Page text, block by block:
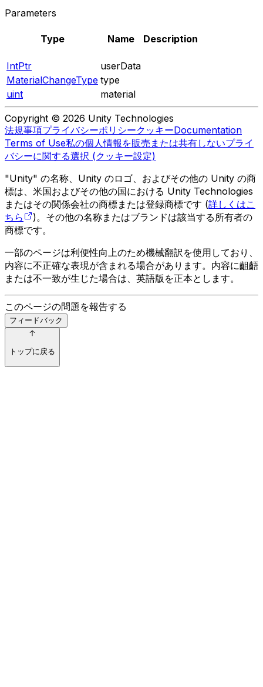
Parameters
Type Name Description
IntPtr
userData
MaterialChangeType type
uint
material
Copyright © 2026 Unity Technologies
法規事項プライバシーポリシークッキーDocumentation
Terms of Use私の個人情報を販売または共有しないプライ
バシーに関する選択 (クッキー設定)
"Unity" の名称、Unity のロゴ、およびその他の Unity の商
標は、米国およびその他の国における Unity Technologies
またはその関係会社の商標または登録商標です (詳しくはこ
ちら
)。その他の名称またはブランドは該当する所有者の
商標です。
一部のページは利便性向上のため機械翻訳を使用しており、
内容に不正確な表現が含まれる場合があります。内容に齟齬
または不一致が生じた場合は、英語版を正本とします。
このページの問題を報告する
フィードバック
トップに戻る